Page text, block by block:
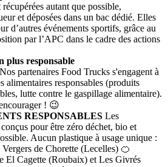
autant que possible,
et déposées dans un bac dédié. Elles
d’autres événements sportifs, grâce au
par l’APC dans le cadre des actions
plus responsable
Nos partenaires Food Trucks s'engagent à
alimentaires responsables (produits
lutte contre le gaspillage alimentaire).
! 😉
RESPONSABLES Les
pour être zéro déchet, bio et
Aucun plastique à usage unique :
de Chorette (Lecelles) 🍊
El Cagette (Roubaix) et Les Givrés